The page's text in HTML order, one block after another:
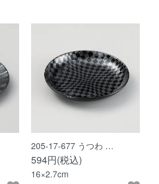
205-17-677 うつわ …
594円(税込)
16×2.7cm